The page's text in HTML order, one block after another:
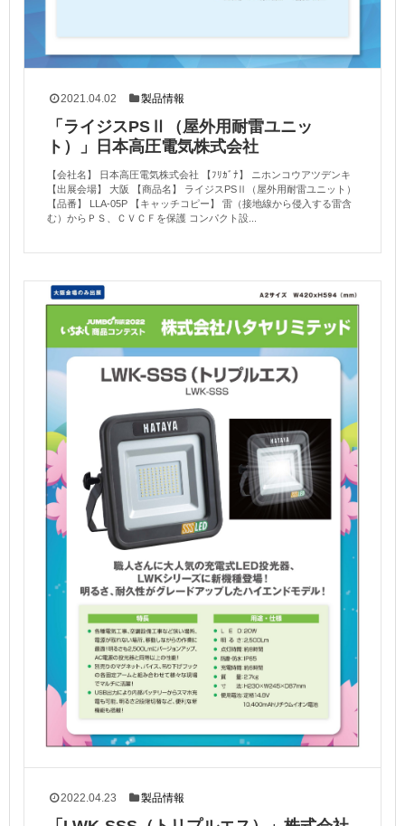
2021.04.02 製品情報
「ライジスPSⅡ（屋外用耐雷ユニッ
ト）」日本高圧電気株式会社
【会社名】 日本高圧電気株式会社 【ﾌﾘｶﾞﾅ】 ニホンコウアツデンキ
【出展会場】 大阪 【商品名】 ライジスPSⅡ（屋外用耐雷ユニット）
【品番】 LLA-05P 【キャッチコピー】 雷（接地線から侵入する雷含
む）からＰＳ、ＣＶＣＦを保護 コンパクト設...
2022.04.23 製品情報